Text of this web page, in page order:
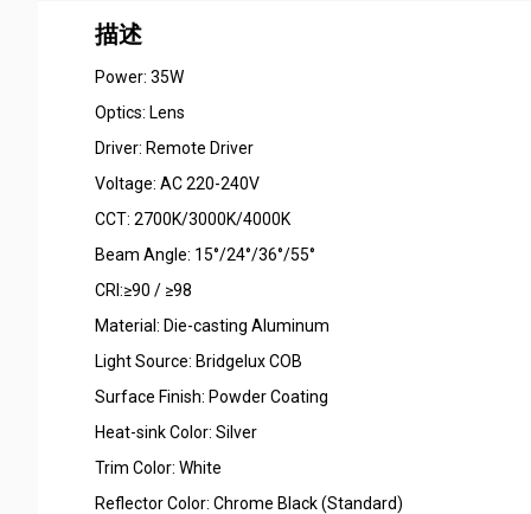
描述
Power: 35W
Optics: Lens
Driver: Remote Driver
Voltage: AC 220-240V
CCT: 2700K/3000K/4000K
Beam Angle: 15°/24°/36°/55°
CRI:≥90 / ≥98
Material: Die-casting Aluminum
Light Source: Bridgelux COB
Surface Finish: Powder Coating
Heat-sink Color: Silver
Trim Color: White
Reflector Color: Chrome Black (Standard)